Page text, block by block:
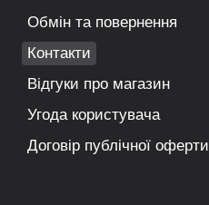
Обмін та повернення
Контакти
Відгуки про магазин
Угода користувача
Договір публічної оферти